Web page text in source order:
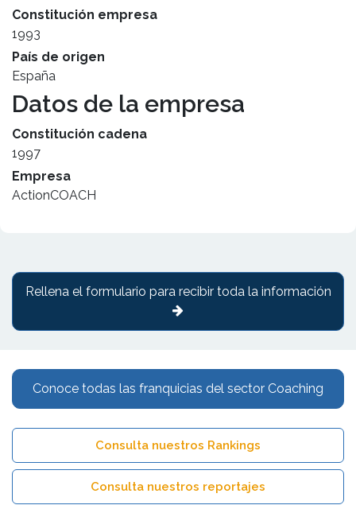
Constitución empresa
1993
País de origen
España
Datos de la empresa
Constitución cadena
1997
Empresa
ActionCOACH
Conoce todas las franquicias del sector Coaching
Consulta nuestros Rankings
Consulta nuestros reportajes